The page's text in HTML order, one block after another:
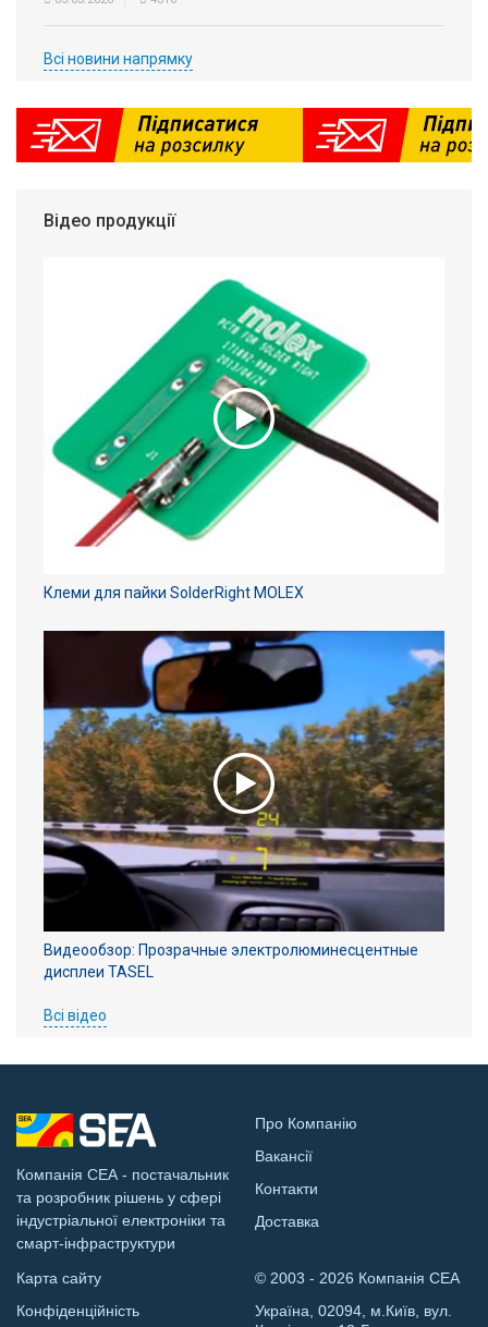
Всі новини напрямку
Відео продукції
Клеми для пайки SolderRight MOLEX
Видеообзор: Прозрачные электролюминесцентные
дисплеи TASEL
Всі відео
Компанія СЕА - постачальник
та розробник рішень у сфері
індустріальної електроніки та
смарт-інфраструктури
Про Компанію
Вакансії
Контакти
Доставка
Карта сайту
Конфіденційність
© 2003 - 2026 Компанія СЕА
Україна, 02094, м.Київ, вул.